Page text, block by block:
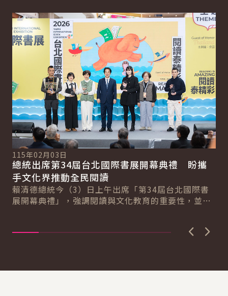
詳細內容
115年02月03日
總統出席第34屆台北國際書展開幕典禮 盼攜
手文化界推動全民閱讀
賴清德總統今（3）日上午出席「第34屆台北國際書
展開幕典禮」，強調閱讀與文化教育的重要性，並肯
詳